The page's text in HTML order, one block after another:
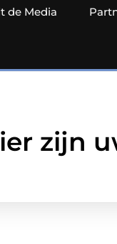
de Media
zijn